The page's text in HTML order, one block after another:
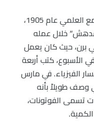
انتشرت شهرة آينشتاين داخل المجتمع العلمي عام 1905،
خلال عمله
برن، حيث كان يعمل
الأسبوع، كتب أربعة
الفيزياء. في مارس
وصف طويلاً بأنه
تسمى الفوتونات،